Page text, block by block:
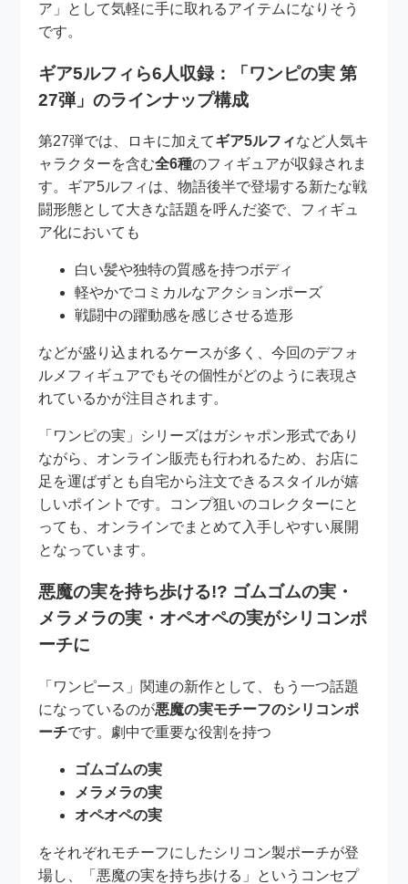
ア」として気軽に手に取れるアイテムになりそう
です。
ギア5ルフィら6人収録：「ワンピの実 第
27弾」のラインナップ構成
第27弾では、ロキに加えてギア5ルフィなど人気キ
ャラクターを含む全6種のフィギュアが収録されま
す。ギア5ルフィは、物語後半で登場する新たな戦
闘形態として大きな話題を呼んだ姿で、フィギュ
ア化においても
白い髪や独特の質感を持つボディ
軽やかでコミカルなアクションポーズ
戦闘中の躍動感を感じさせる造形
などが盛り込まれるケースが多く、今回のデフォ
ルメフィギュアでもその個性がどのように表現さ
れているかが注目されます。
「ワンピの実」シリーズはガシャポン形式であり
ながら、オンライン販売も行われるため、お店に
足を運ばずとも自宅から注文できるスタイルが嬉
しいポイントです。コンプ狙いのコレクターにと
っても、オンラインでまとめて入手しやすい展開
となっています。
悪魔の実を持ち歩ける!? ゴムゴムの実・
メラメラの実・オペオペの実がシリコンポ
ーチに
「ワンピース」関連の新作として、もう一つ話題
になっているのが悪魔の実モチーフのシリコンポ
ーチです。劇中で重要な役割を持つ
ゴムゴムの実
メラメラの実
オペオペの実
をそれぞれモチーフにしたシリコン製ポーチが登
場し、「悪魔の実を持ち歩ける」というコンセプ